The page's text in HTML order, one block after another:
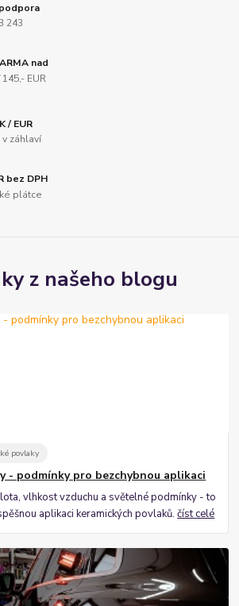
243
nad
EUR
/ EUR
záhlaví
bez DPH
plátce
z našeho blogu
povlaky
- podmínky pro bezchybnou aplikaci
vlhkost vzduchu a světelné podmínky - to
aplikaci keramických povlaků.číst celé